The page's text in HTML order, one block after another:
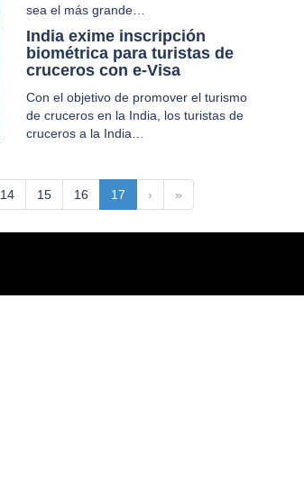
sea el más grande…
India exime inscripción
biométrica para turistas de
cruceros con e-Visa
Con el objetivo de promover el turismo
de cruceros en la India, los turistas de
cruceros a la India…
14 15 16 17 › »